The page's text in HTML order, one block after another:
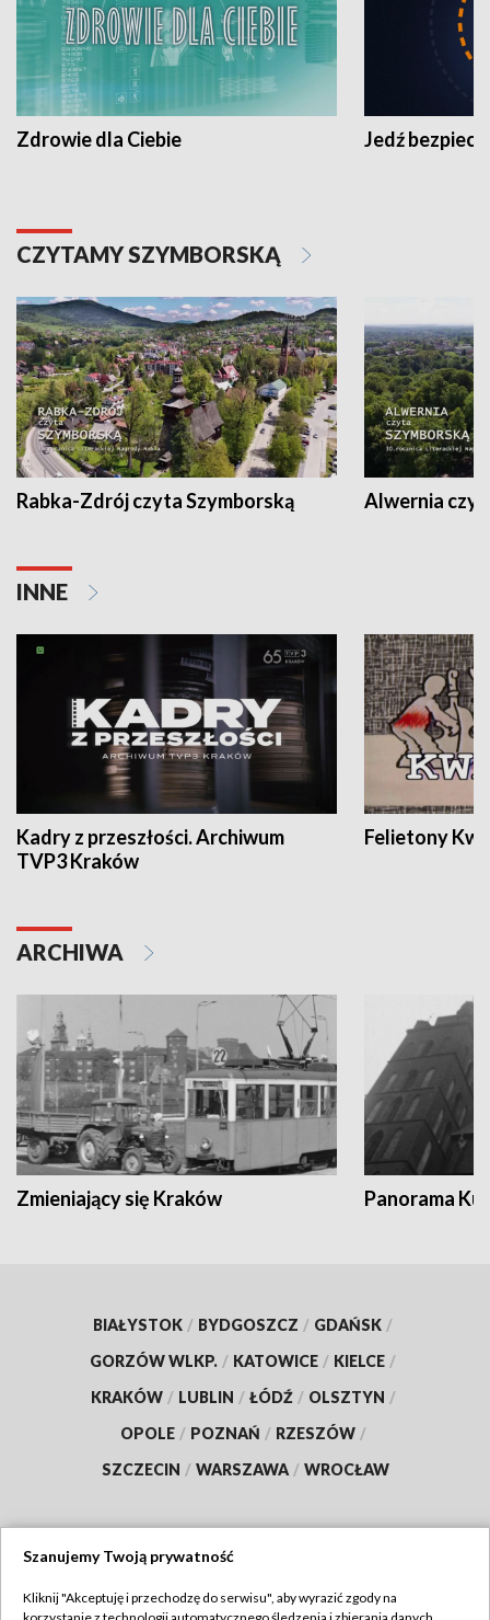
Zdrowie dla Ciebie Jedź
CZYTAMY SZYMBORSKĄ
Rabka-Zdrój czyta Szymborską Alwernia
INNE
Kadry z przeszłości. Archiwum
TVP3 Kraków
Felietony
ARCHIWA
Zmieniający się Kraków Panorama
BIAŁYSTOK / BYDGOSZCZ / GDAŃSK /
GORZÓW WLKP. / KATOWICE / KIELCE /
KRAKÓW / LUBLIN / ŁÓDŹ / OLSZTYN /
OPOLE / POZNAŃ / RZESZÓW /
SZCZECIN / WARSZAWA / WROCŁAW
Szanujemy Twoją prywatność
Kliknij "Akceptuję i przechodzę do serwisu", aby wyrazić zgody na